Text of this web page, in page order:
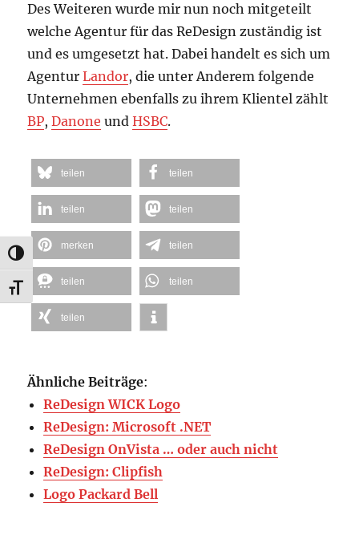
UMSCHALTEN AUF HOHE KONTRASTE
SCHRIFT VERGRÖSSERN
Des Weiteren wurde mir nun noch mitgeteilt
welche Agentur für das ReDesign zuständig ist
und es umgesetzt hat. Dabei handelt es sich um
AgenturLandor, die unter Anderem folgende
Unternehmen ebenfalls zu ihrem Klientel zählt
BP,Danone undHSBC.
teilen teilen
teilen teilen
merken teilen
teilen teilen
teilen
Ähnliche Beiträge:
ReDesign WICK Logo
ReDesign: Microsoft .NET
ReDesign OnVista … oder auch nicht
ReDesign: Clipfish
Logo Packard Bell